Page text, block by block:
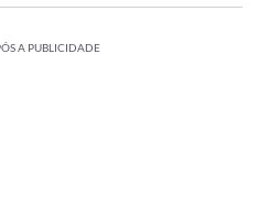
A PUBLICIDADE